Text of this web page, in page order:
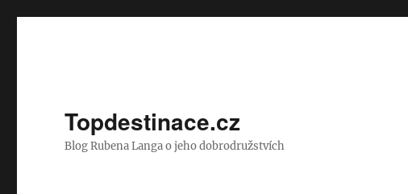
Topdestinace.cz
Blog Rubena Langa o jeho dobrodružstvích